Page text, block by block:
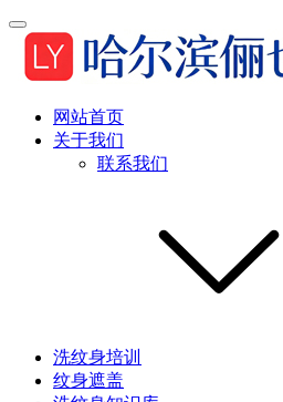
网站首页
关于我们
联系我们
洗纹身培训
纹身遮盖